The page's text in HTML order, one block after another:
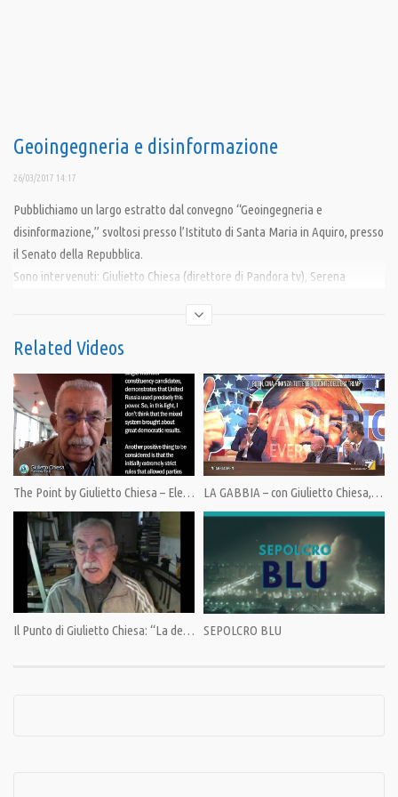
Geoingegneria e disinformazione
26/03/2017 14:17
Pubblichiamo un largo estratto dal convegno “Geoingegneria e
disinformazione,” svoltosi presso l’Istituto di Santa Maria in Aquiro, presso
il Senato della Repubblica.
Sono intervenuti: Giulietto Chiesa (direttore di Pandora tv), Serena
(fisico), Gherardo Rossi (medico), Maria Heibel (pedagogista e blogger)
Category:PrimoPiano,Speciali
Tags: Ambiente ,Bartolomeo Pepe,Edward Teller,Geoingegneria,Gherardo Rossi,Giulietto
Chiesa,inquinamento,Maria Haibel,Metalli Pesanti,Nato,Paolo De Santis,Serena
Pellegrino
Related Videos
The Point by Giulietto Chiesa – Election in Moscow. Stability but problems LA GABBIA – con Giulietto Chiesa, Marcello Foa, Diego Fusaro, Toni Capuozzo.
Il Punto di Giulietto Chiesa: “La democrazia, in Italia, resiste.” SEPOLCRO BLU